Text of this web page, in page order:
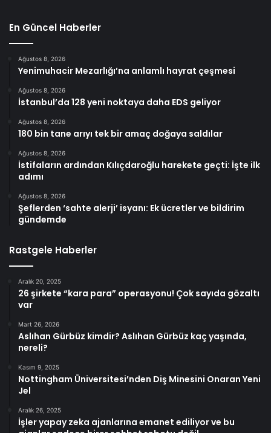
En Güncel Haberler
Ağustos 8, 2026
Yenimuhacir Mezarlığı’na anlamlı hayrat çeşmesi
Ağustos 8, 2026
İstanbul’da 128 yeni noktaya daha EDS geliyor
Ağustos 8, 2026
180 bin tane arıyı tek bir amaç doğaya saldılar
Ağustos 8, 2026
İstifaların ardından Kılıçdaroğlu harekete geçti: İşte ilk
adımı
Ağustos 8, 2026
Şeflerden ‘sahte alerji’ isyanı: Ek ücretler ve bildirim
gündemde
Rastgele Haberler
Aralık 20, 2025
26 şirkete “kara para” operasyonu! Çok sayıda gözaltı
var
Mart 26, 2026
Aslıhan Gürbüz kimdir? Aslıhan Gürbüz kaç yaşında,
nereli?
Kasım 9, 2025
Nottingham Üniversitesi’nden Diş Minesini Onaran Yeni
Jel
Aralık 26, 2025
İşler yapay zeka ajanlarına emanet ediliyor ve bu